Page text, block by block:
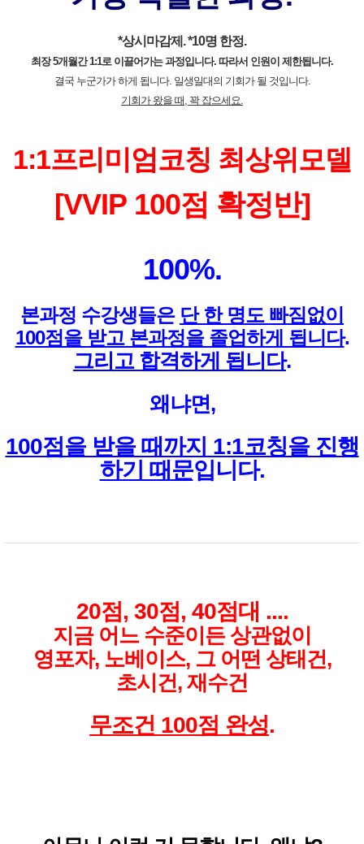
*상시마감제. *10명 한정.
최장 5개월간 1:1로 이끌어가는 과정입니다. 따라서 인원이 제한됩니다.
결국 누군가가 하게 됩니다. 일생일대의 기회가 될 것입니다.
기회가 왔을 때, 꽉 잡으세요.
1:1프리미엄코칭 최상위모델
[VVIP 100점 확정반]
100%.
본과정 수강생들은 단 한 명도 빠짐없이
100점을 받고 본과정을 졸업하게 됩니다.
그리고 합격하게 됩니다.
왜냐면,
100점을 받을 때까지 1:1코칭을 진행
하기 때문입니다.
20점, 30점, 40점대 ....
지금 어느 수준이든 상관없이
영포자, 노베이스, 그 어떤 상태건,
초시건, 재수건
무조건 100점 완성.